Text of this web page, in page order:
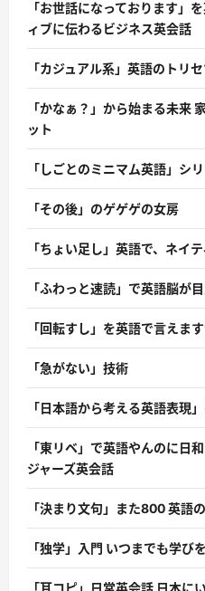
「お世話になっております」
ィブに伝わるビジネス英会話
「カジュアル系」英語のトリ
「かなぁ？」から始まる未来
ット
「しごとのミニマム英語」シ
「その後」のゲゲゲの女房
「ちょい足し」英語で、ネイ
「ふわっと速読」で英語脳が
「回転すし」を英語で言えま
「急がない」技術
「日本語から考える英語表現
「東リベ」で英語やんのに日
ジャーズ英会話
「決まり文句」また800 英語
「独学」入門 いつまでも学び